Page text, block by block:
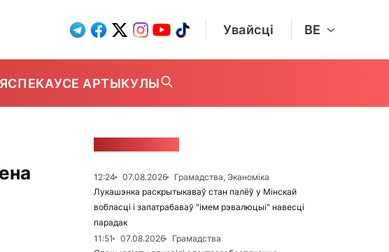
Увайсці BE
УСЕ АРТЫКУЛЫ
12:24 07.08.2026
Грамадства, Эканоміка
Лукашэнка раскрытыкаваў стан палёў у Мінскай
вобласці і запатрабаваў "імем рэвалюцыі" навесці
парадак
11:51
07.08.2026
Грамадства